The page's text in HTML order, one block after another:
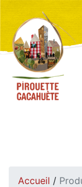
Accueil /